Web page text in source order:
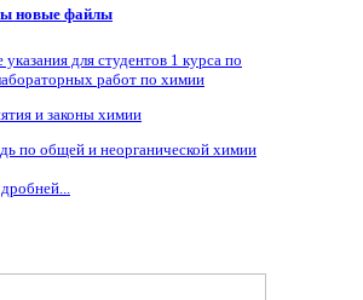
новые файлы
для студентов 1 курса по
работ по химии
и законы химии
по общей и неорганической химии